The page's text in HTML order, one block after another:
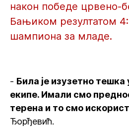
након победе црвено-
Бањиком резултатом
шампиона за младе.
- Била је изузетно
екипе. Имали смо
терена и то смо
Ђорђевић.